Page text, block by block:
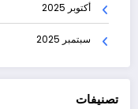
أكتوبر 2025
سبتمبر 2025
تصنيفات